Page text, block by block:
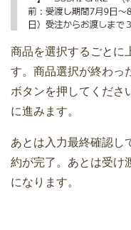
商品を選択するごとに
す。商品選択が終わっ
ボタンを押してくださ
に進みます。
あとは入力最終確認し
約が完了。あとは受け
になります。